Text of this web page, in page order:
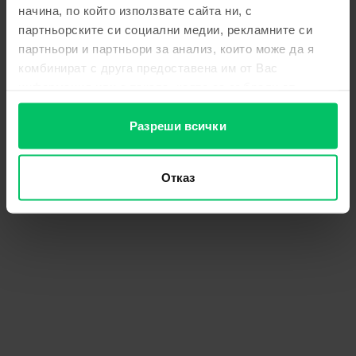
начина, по който използвате сайта ни, с
партньорските си социални медии, рекламните си
партньори и партньори за анализ, които може да я
комбинират с друга предоставена им от Вас
ползването от Ваша страна на услугите им.
Разреши всички
Отказ
browser console for more information)